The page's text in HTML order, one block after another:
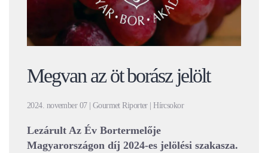
Megvan az öt borász jelölt
2024. november 07 | Gourmet Riporter | Hírcsokor
Lezárult Az Év Bortermelője
Magyarországon díj 2024-es jelölési szakasza.